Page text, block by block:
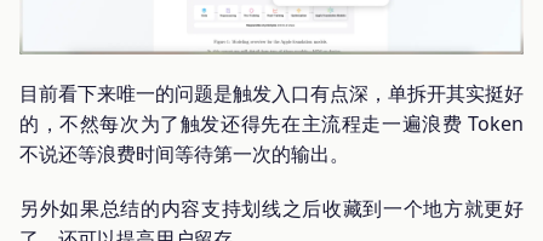
目前看下来唯一的问题是触发入口有点深，单拆开其实挺好
的，不然每次为了触发还得先在主流程走一遍浪费 Token
不说还等浪费时间等待第一次的输出。
另外如果总结的内容支持划线之后收藏到一个地方就更好